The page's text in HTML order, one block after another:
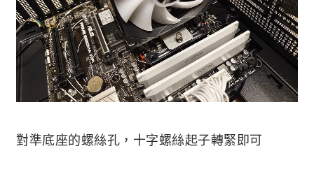
對準底座的螺絲孔，十字螺絲起子轉緊即可